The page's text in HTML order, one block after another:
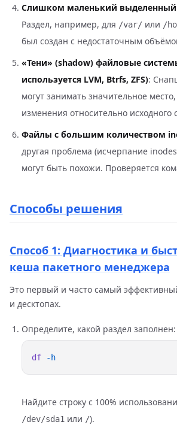
Слишком маленький выделенный
Раздел, например, для /var/ или /
был создан с недостаточным
«Тени» (shadow) файловые
используется LVM, Btrfs, ZFS):
могут занимать значительное
изменения относительно исходного
Файлы с большим количеством
другая проблема (исчерпание
могут быть похожи. Проверяется
Способы решения
Способ 1: Диагностика и
кеша пакетного менеджера
Это первый и часто самый
и десктопах.
Определите, какой раздел заполнен:
df
Найдите строку с 100%
/dev/sda1 или /).